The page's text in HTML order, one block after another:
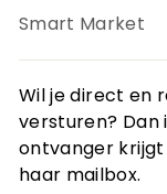
Smart Market
Wil je direct en
versturen? Dan
ontvanger
haar mailbox.